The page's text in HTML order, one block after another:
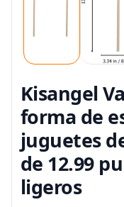
Kisangel
forma de
juguetes
de 12.99
ligeros